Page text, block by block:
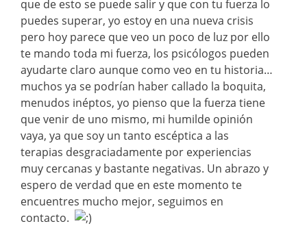
que de esto se puede salir y que con tu fuerza lo
puedes superar, yo estoy en una nueva crisis
pero hoy parece que veo un poco de luz por ello
te mando toda mi fuerza, los psicólogos pueden
ayudarte claro aunque como veo en tu historia…
muchos ya se podrían haber callado la boquita,
menudos inéptos, yo pienso que la fuerza tiene
que venir de uno mismo, mi humilde opinión
vaya, ya que soy un tanto escéptica a las
terapias desgraciadamente por experiencias
muy cercanas y bastante negativas. Un abrazo y
espero de verdad que en este momento te
encuentres mucho mejor, seguimos en
contacto.